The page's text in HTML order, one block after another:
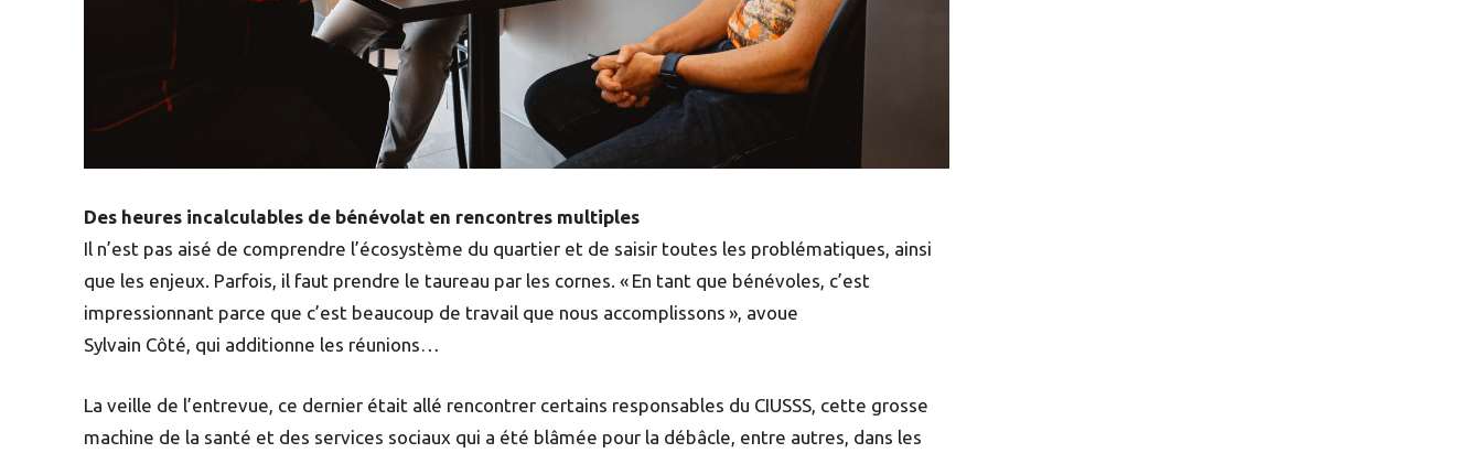
Des heures incalculables de bénévolat en rencontres multiples
Il n’est pas aisé de comprendre l’écosystème du quartier et de saisir toutes les problématiques, ainsi
que les enjeux. Parfois, il faut prendre le taureau par les cornes. « En tant que bénévoles, c’est
impressionnant parce que c’est beaucoup de travail que nous accomplissons », avoue
Sylvain Côté, qui additionne les réunions…
La veille de l’entrevue, ce dernier était allé rencontrer certains responsables du CIUSSS, cette grosse
machine de la santé et des services sociaux qui a été blâmée pour la débâcle, entre autres, dans les